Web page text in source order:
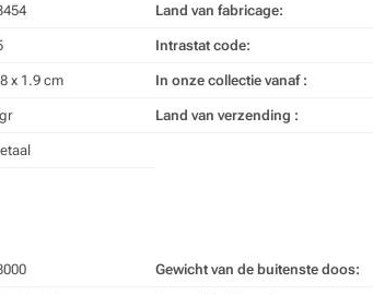
x 1.9 cm
Land van fabricage:
Intrastat code:
In onze collectie vanaf :
Land van verzending :
Gewicht van de buitenste doos: